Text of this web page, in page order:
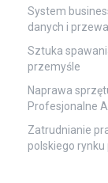
System
danych i
Sztuka
przemyśle
Naprawa
Profesjonalne
Zatrudnianie
polskiego